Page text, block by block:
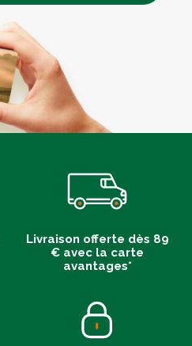
Livraison offerte dès 89
€ avec la carte
avantages*